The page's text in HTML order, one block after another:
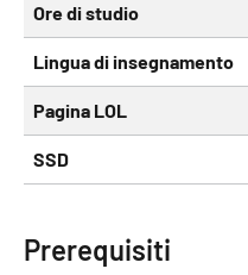
Ore di studio
Lingua di insegnamento
Pagina LOL
SSD
Prerequisiti